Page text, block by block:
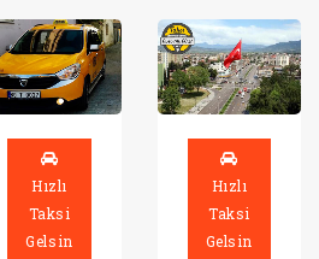
Hızlı
Taksi
Gelsin
Hızlı
Taksi
Gelsin